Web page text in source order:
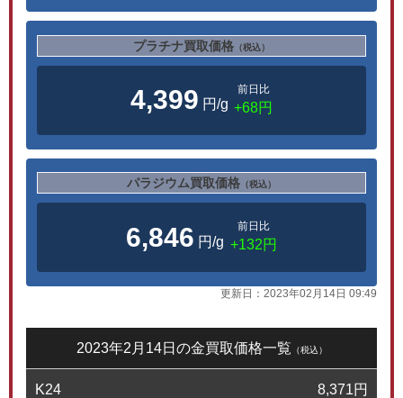
プラチナ買取価格 （税込）
4,399 円/g
前日比
+68円
パラジウム買取価格 （税込）
6,846 円/g
前日比
+132円
更新日： 2023年02月14日 09:49
2023年2月14日の金買取価格一覧 （税込）
K24 8,371円